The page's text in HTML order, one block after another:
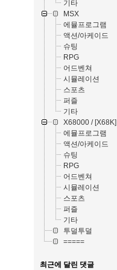
기타
MSX
에뮬프로그램
액션/아케이드
슈팅
RPG
어드벤쳐
시뮬레이션
스포츠
퍼즐
기타
X68000 / [X68K]
에뮬프로그램
액션/아케이드
슈팅
RPG
어드벤쳐
시뮬레이션
스포츠
퍼즐
기타
투덜투덜
=====
최근에 달린 댓글